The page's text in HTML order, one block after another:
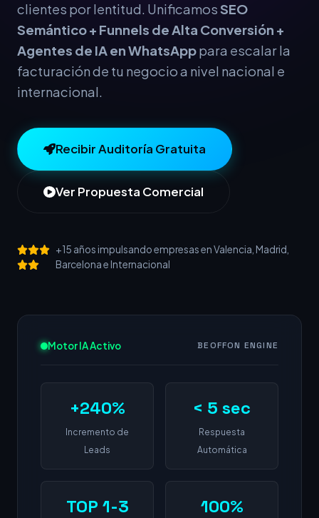
clientes por lentitud. UnificamosSEO
Semántico + Funnels de Alta Conversión +
Agentes de IA en WhatsApppara escalar la
facturación de tu negocio a nivel nacional e
internacional.
Recibir Auditoría Gratuita
Ver Propuesta Comercial
+15 años impulsando empresas en Valencia, Madrid,
Barcelona e Internacional
Motor IA Activo BEOFFON ENGINE
+240%
Incremento de
Leads
< 5 sec
Respuesta
Automática
TOP 1-3 100%